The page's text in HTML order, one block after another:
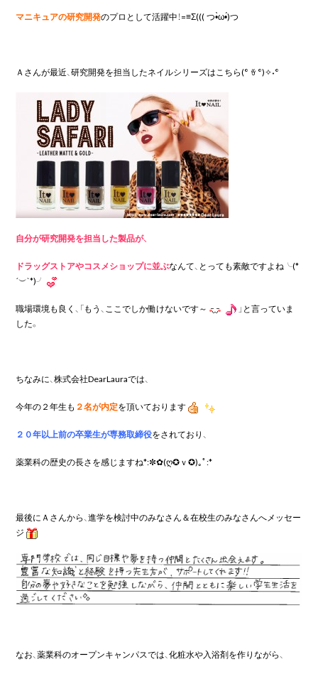
マニキュアの研究開発のプロとして活躍中！=≡Σ((( つ•̀ω•́)つ
Ａさんが最近、研究開発を担当したネイルシリーズはこちら(° ꈊ °)✧˖°
自分が研究開発を担当した製品が、
ドラッグストアやコスメショップに並ぶなんて、とっても素敵ですよね╰(*
´︶`*)╯
職場環境も良く、「もう、ここでしか働けないです～
」と言っていま
した。
ちなみに、株式会社DearLauraでは、
今年の２年生も ２名が内定を頂いております
２０年以上前の卒業生が専務取締役をされており、
薬業科の歴史の長さを感じますね*:✼✿(ღ✪ｖ✪)｡ﾟ:*
最後にＡさんから、進学を検討中のみなさん＆在校生のみなさんへメッセー
ジ
なお、薬業科のオープンキャンパスでは、化粧水や入浴剤を作りながら、